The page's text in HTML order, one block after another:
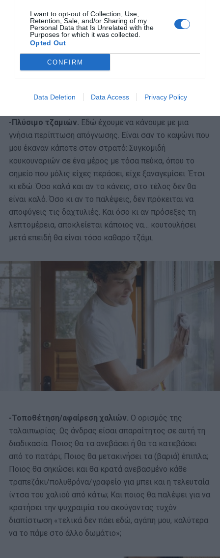
I want to opt-out of Collection, Use,
Retention, Sale, and/or Sharing of my
Personal Data that Is Unrelated with the
Purposes for which it was collected.
Opted Out
CONFIRM
Data Deletion Data Access Privacy Policy
-Πλύσιμο τζαμιών. Εδώ έχουμε να κάνουμε με μια
γνήσια περίπτωση απόγνωσης. Είναι σαν το καψώνι που
μου έκαναν κάποτε στον στρατό: Συγκομιδή
κουκουναριών σε ένα μέρος με τόσα πεύκα, όπου το
σημείο που μόλις είχες περάσει, είχε ξαναγεμίσει. Έτσι
κι εδώ. Όσο καλά και αν το κάνεις, στο τέλος δεν θα
είναι καλό. Όσο κι αν το παλέψεις, δεν πρόκειται να
αποφύγεις τις δαχτυλιές. Και όσο κι αν πρόσεξες τη
λεπτομέρεια, αποκλείεται κάποιος να… κουτουλήσει
μετά επειδή θα είναι τόσο καθαρό τζάμι.
-Τοποθέτηση/αφαίρεση χαλιών. Ο ορισμός της
ταλαιπωρίας. Ως άνδρας είσαι απαραίτητος σε αυτή τη
διαδικασία. Ποιος θα τα ανεβάσει ή θα τα κατεβάσει
από το πατάρι; Ποιος θα μετακινήσει τα (βαριά) έπιπλα;
Ποιος θα σηκώσει και θα κρατά ανεβασμένο κάθε
τραπεζάκι/πολυθρόνα/γραφείο για μπει και η τελευταία
ίντσα του χαλιού από κάτω; Και ποιος θα παλέψει για να
κρατήσει την ψυχραιμία του ακούγοντας τυχόν
διαπίστωση «τελικά δεν πάει εδώ, αγάπη μου, καλύτερα
να το πάμε στο άλλο δωμάτιο»;